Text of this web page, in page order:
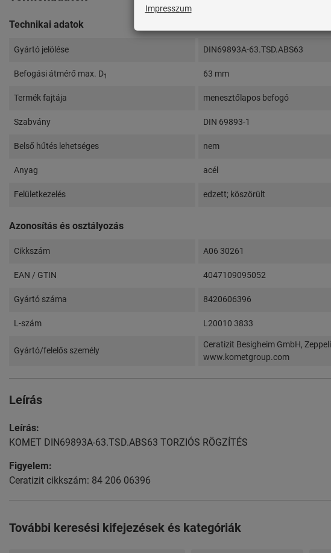
Technikai adatok
Gyártó jelölése DIN69893A-63.TSD.ABS63
Befogási átmérő max. D1 63 mm
Termék fajtája menesztőlapos befogó
Szabvány DIN 69893-1
Belső hűtés lehetséges nem
Anyag acél
Felületkezelés edzett; köszörült
Azonosítás és osztályozás
Cikkszám A06 30261
EAN / GTIN 4047109095052
Gyártó száma 8420606396
L-szám L20010 3833
Gyártó/felelős személy
Ceratizit Besigheim GmbH,
www.kometgroup.com
Leírás
Leírás:
KOMET DIN69893A-63.TSD.ABS63 TORZIÓS RÖGZÍTÉS
Figyelem:
Ceratizit cikkszám: 84 206 06396
További keresési kifejezések és kategóriák